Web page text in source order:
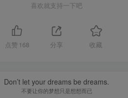
喜欢就支持一下吧
点赞 168 分享 收藏
Don’t let your dreams be dreams.
不要让你的梦想只是想想而已